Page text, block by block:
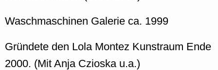
Waschmaschinen Galerie ca. 1999
Gründete den Lola Montez Kunstraum Ende
2000. (Mit Anja Czioska u.a.)